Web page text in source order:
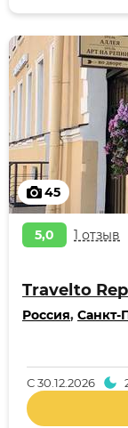
45
5,0 1 отзыв
Travelto
Россия, Санкт-
С30.12.2026